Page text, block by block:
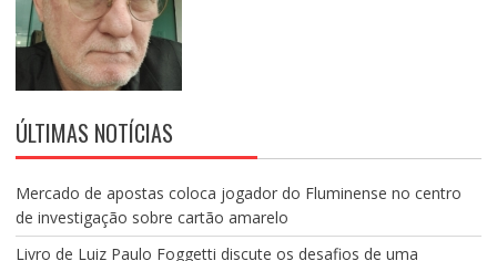
ÚLTIMAS NOTÍCIAS
Mercado de apostas coloca jogador do Fluminense no centro
de investigação sobre cartão amarelo
Livro de Luiz Paulo Foggetti discute os desafios de uma